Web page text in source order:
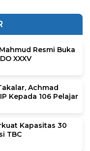
Resmi Buka
XXXV
Achmad
Kepada 106 Pelajar
Kapasitas 30
TBC